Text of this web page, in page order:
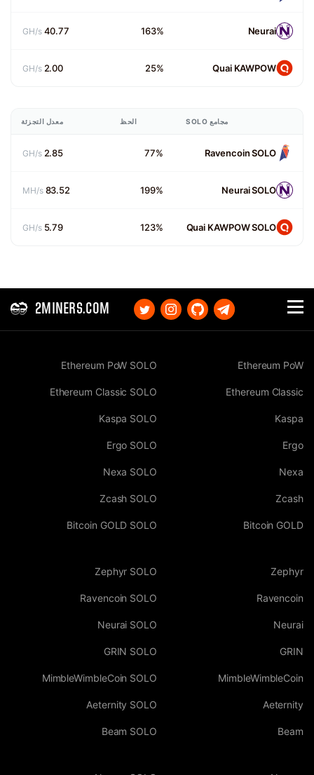
Neurai
163%
40.77
GH/s
Quai KAWPOW
25%
2.00
GH/s
مجامع SOLO الحظ معدل التجزئة
Ravencoin SOLO
77%
2.85
GH/s
Neurai SOLO
199%
83.52
MH/s
Quai KAWPOW SOLO
123%
5.79
GH/s
2MINERS.COM
Ethereum PoW
Ethereum Classic
Kaspa
Ergo
Nexa
Zcash
Bitcoin GOLD
Ethereum PoW SOLO
Ethereum Classic SOLO
Kaspa SOLO
Ergo SOLO
Nexa SOLO
Zcash SOLO
Bitcoin GOLD SOLO
Zephyr
Ravencoin
Neurai
GRIN
MimbleWimbleCoin
Aeternity
Beam
Zephyr SOLO
Ravencoin SOLO
Neurai SOLO
GRIN SOLO
MimbleWimbleCoin SOLO
Aeternity SOLO
Beam SOLO